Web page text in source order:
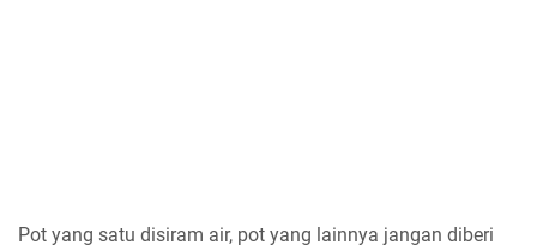
Pot yang satu disiram air, pot yang lainnya jangan diberi